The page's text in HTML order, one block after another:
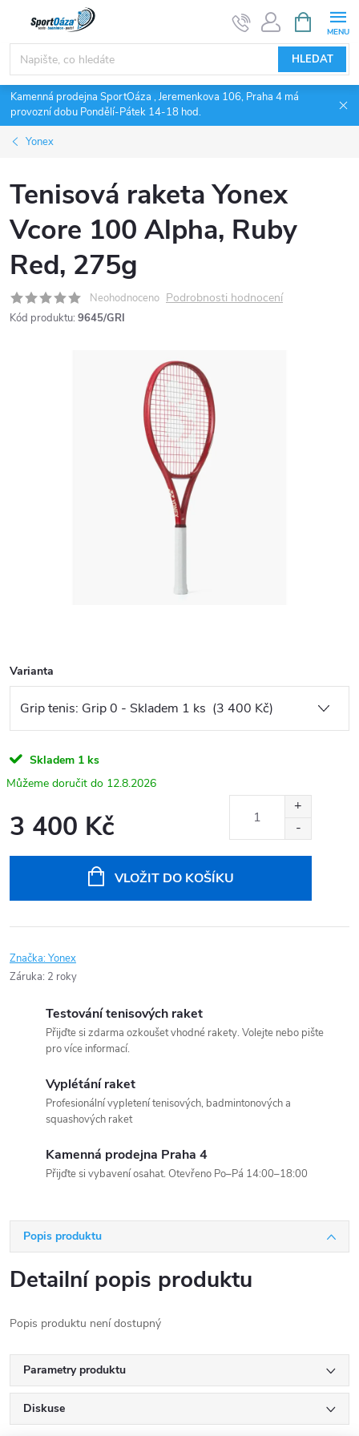
obsah
HLEDAT
NÁKUPNÍ
KOŠÍK
Kamenná prodejna SportOáza , Jeremenkova 106, Praha 4 má
provozní dobu Pondělí-Pátek 14-18 hod.
Yonex
Tenisová raketa Yonex
Vcore 100 Alpha, Ruby
Red, 275g
Neohodnoceno Podrobnosti hodnocení
Kód produktu: 9645/GRI
Varianta
Skladem 1 ks
12.8.2026
3 400 Kč
VLOŽIT DO KOŠÍKU
Značka:Yonex
Záruka: 2 roky
Testování tenisových raket
Přijďte si zdarma ozkoušet vhodné rakety. Volejte nebo pište
pro více informací.
Vyplétání raket
Profesionální vypletení tenisových, badmintonových a
squashových raket
Kamenná prodejna Praha 4
Přijďte si vybavení osahat. Otevřeno Po–Pá 14:00–18:00
Popis produktu
Detailní popis produktu
Popis produktu není dostupný
Parametry produktu
Diskuse